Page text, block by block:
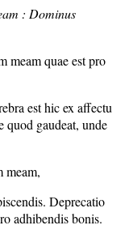
: Dominus
meam quae est pro
est hic ex affectu
quod gaudeat, unde
meam,
Deprecatio
adhibendis bonis.